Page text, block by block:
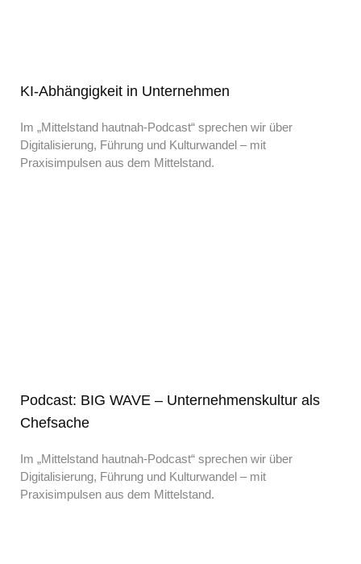
KI-Abhängigkeit in Unternehmen
Im „Mittelstand hautnah-Podcast“ sprechen wir über
Digitalisierung, Führung und Kulturwandel – mit
Praxisimpulsen aus dem Mittelstand.
Podcast: BIG WAVE – Unternehmenskultur als
Chefsache
Im „Mittelstand hautnah-Podcast“ sprechen wir über
Digitalisierung, Führung und Kulturwandel – mit
Praxisimpulsen aus dem Mittelstand.